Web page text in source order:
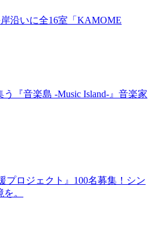
沿いに全16室「KAMOME
『音楽島 -Music Island-』音楽家
プロジェクト』100名募集！シン
。